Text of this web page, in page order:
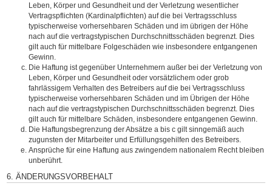
Leben, Körper und Gesundheit und der Verletzung wesentlicher
Vertragspflichten (Kardinalpflichten) auf die bei Vertragsschluss
typischerweise vorhersehbaren Schäden und im übrigen der Höhe
nach auf die vertragstypischen Durchschnittsschäden begrenzt. Dies
gilt auch für mittelbare Folgeschäden wie insbesondere entgangenen
Gewinn.
Die Haftung ist gegenüber Unternehmern außer bei der Verletzung von
Leben, Körper und Gesundheit oder vorsätzlichem oder grob
fahrlässigem Verhalten des Betreibers auf die bei Vertragsschluss
typischerweise vorhersehbaren Schäden und im Übrigen der Höhe
nach auf die vertragstypischen Durchschnittsschäden begrenzt. Dies
gilt auch für mittelbare Schäden, insbesondere entgangenen Gewinn.
Die Haftungsbegrenzung der Absätze a bis c gilt sinngemäß auch
zugunsten der Mitarbeiter und Erfüllungsgehilfen des Betreibers.
Ansprüche für eine Haftung aus zwingendem nationalem Recht bleiben
unberührt.
6. ÄNDERUNGSVORBEHALT